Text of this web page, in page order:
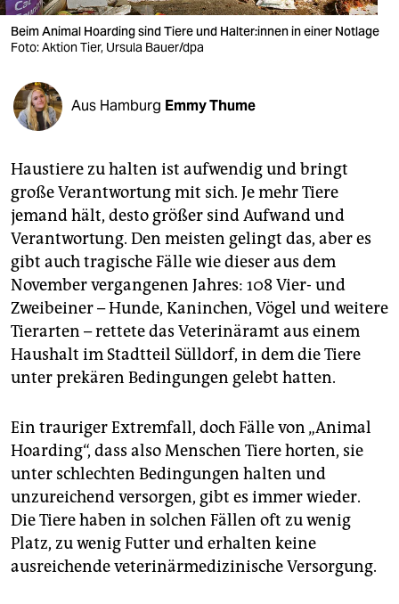
verlag
verlag
veranstaltungen
shop
unterstützen
abo
genossenschaft
epaper login
Beim Animal Hoarding sind Tiere und Hal­te­r:in­nen in einer Notlage
Foto: Aktion Tier, Ursula Bauer/dpa
Aus Hamburg Emmy Thume
Haustiere zu halten ist aufwendig und bringt
große Verantwortung mit sich. Je mehr Tiere
jemand hält, desto größer sind Aufwand und
Verantwortung. Den meisten gelingt das, aber es
gibt auch tragische Fälle wie dieser aus dem
November vergangenen Jahres: 108 Vier- und
Zweibeiner – Hunde, Kaninchen, Vögel und weitere
Tierarten – rettete das Veterinäramt aus einem
Haushalt im Stadtteil Sülldorf, in dem die Tiere
unter prekären Bedingungen gelebt hatten.
Ein trauriger Extremfall, doch Fälle von „Animal
Hoarding“, dass also Menschen Tiere horten, sie
unter schlechten Bedingungen halten und
unzureichend versorgen, gibt es immer wieder.
Die Tiere haben in solchen Fällen oft zu wenig
Platz, zu wenig Futter und erhalten keine
ausreichende veterinärmedizinische Versorgung.